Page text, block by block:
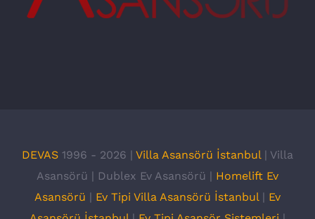
DEVAS 1996 - 2026 | Villa Asansörü İstanbul | Villa
Asansörü | Dublex Ev Asansörü | Homelift Ev
Asansörü | Ev Tipi Villa Asansörü İstanbul | Ev